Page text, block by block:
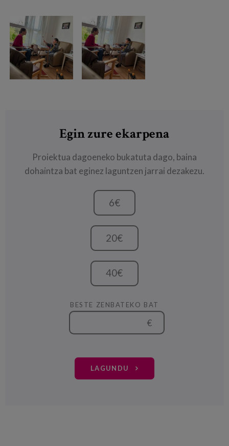
Egin zure ekarpena
Proiektua dagoeneko bukatuta dago, baina
dohaintza bat eginez laguntzen jarrai dezakezu.
6€
20€
40€
BESTE ZENBATEKO BAT
€
LAGUNDU